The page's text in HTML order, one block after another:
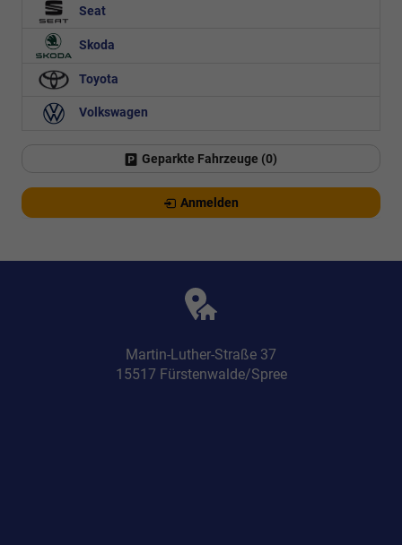
Seat
Skoda
Toyota
Volkswagen
Geparkte Fahrzeuge (0)
Anmelden
Martin-Luther-Straße 37
15517 Fürstenwalde/Spree